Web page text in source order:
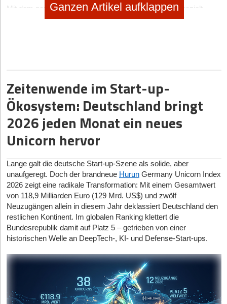
Mit dem neuen Netzwerk unterstützt das Land NRW gezielt
gründungsstarke Regionen und thematische Wachstumsfelder,
Hat Ihnen der Artikel gefallen?
Dann melden Sie sich kostenlos für unseren Newsletter
exklusive Inhalte zu erhalten.
Diese Artikel könnten Sie auch interessieren:
06.08.2026|News & Investments
Vom Hype zur harten Realität: United Robotics
Group eröffnet Real-Labor im Ruhrgebiet
Ganzen Artikel aufklappen
Zeitenwende im Start-up-
Ökosystem: Deutschland bringt
2026 jeden Monat ein neues
Unicorn hervor
Lange galt die deutsche Start-up-Szene als solide, aber
unaufgeregt. Doch der brandneue Hurun Germany Unicorn Index
2026 zeigt eine radikale Transformation: Mit einem Gesamtwert
von 118,9 Milliarden Euro (129 Mrd. US$) und zwölf
Neuzugängen allein in diesem Jahr deklassiert Deutschland den
restlichen Kontinent. Im globalen Ranking klettert die
Bundesrepublik damit auf Platz 5 – getrieben von einer
historischen Welle an DeepTech-, KI- und Defense-Start-ups.